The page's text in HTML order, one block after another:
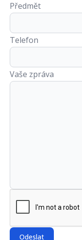
Předmět
Telefon
Vaše zpráva